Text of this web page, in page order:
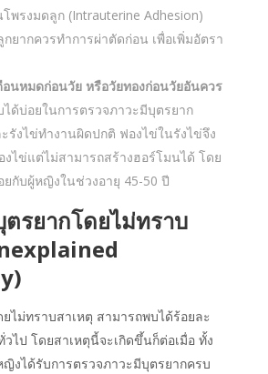
พรงมดลูก (Intrauterine Adhesion)
ยากควรทำการผ่าตัดก่อน เพื่อเพิ่มอัตรา
อนหมดก่อนวัย หรือวัยทองก่อนวัยอันควร
ด้บ่อยในการตรวจภาวะมีบุตรยาก
รังไข่ทำงานผิดปกติ ฟองไข่ในรังไข่จึง
งไข่แต่ไม่สามารถสร้างฮอร์โมนได้ โดย
กับผู้หญิงในช่วงอายุ 45-50 ปี
ตรยากโดยไม่ทราบ
ไม่ทราบสาเหตุ สามารถพบได้ร้อยละ
ไป โดยสาเหตุนี้จะเกิดขึ้นก็ต่อเมื่อ ทั้ง
งได้รับการตรวจภาวะมีบุตรยากครบ